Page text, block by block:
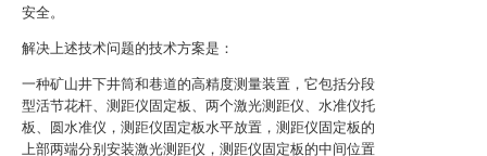
安全。
解决上述技术问题的技术方案是：
一种矿山井下井筒和巷道的高精度测量装置，它包括分段
型活节花杆、测距仪固定板、两个激光测距仪、水准仪托
板、圆水准仪，测距仪固定板水平放置，测距仪固定板的
上部两端分别安装激光测距仪，测距仪固定板的中间位置